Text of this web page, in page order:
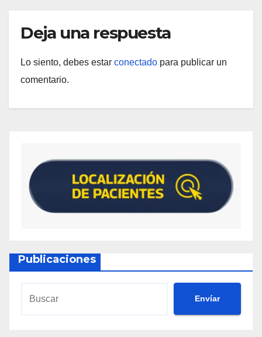
Deja una respuesta
Lo siento, debes estar conectado para publicar un
comentario.
Publicaciones
Envíar